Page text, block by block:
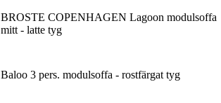
BROSTE COPENHAGEN Lagoon modulsoffa
mitt - latte tyg
Baloo 3 pers. modulsoffa - rostfärgat tyg